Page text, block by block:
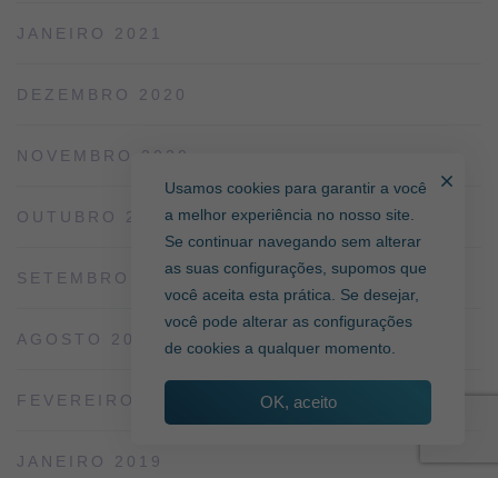
JANEIRO 2021
DEZEMBRO 2020
NOVEMBRO 2020
OUTUBRO 2020
SETEMBRO 2020
AGOSTO 2020
FEVEREIRO 2019
JANEIRO 2019
Usamos cookies para garantir a você
a melhor experiência no nosso site.
Se continuar navegando sem alterar
as suas configurações, supomos que
você aceita esta prática. Se desejar,
você pode alterar as configurações
de cookies a qualquer momento.
OK, aceito